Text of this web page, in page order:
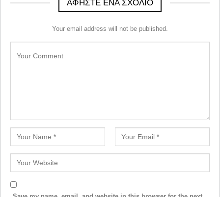
ΑΦΉΣΤΕ ΈΝΑ ΣΧΌΛΙΟ
Your email address will not be published.